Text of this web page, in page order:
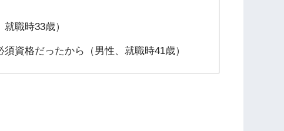
職時33歳）
資格だったから（男性、就職時41歳）